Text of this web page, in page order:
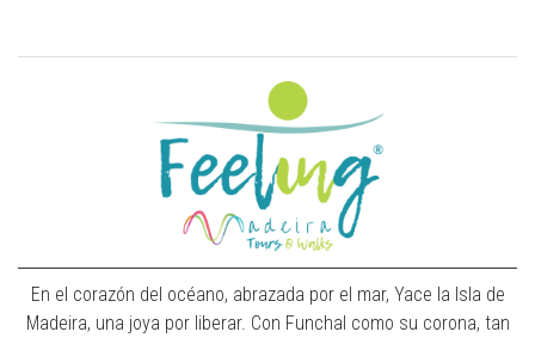
En el corazón del océano, abrazada por el mar, Yace la Isla de
Madeira, una joya por liberar. Con Funchal como su corona, tan